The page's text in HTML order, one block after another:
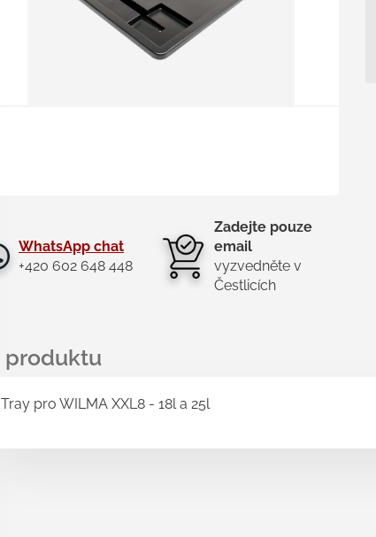
WhatsApp chat
+420 602 648 448
Zadejte pouze
email
vyzvedněte v
Čestlicích
Tray pro WILMA XXL8 - 18l a 25l